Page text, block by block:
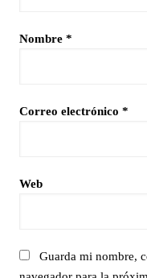
Nombre *
Correo electrónico *
Web
Guarda mi nombre,